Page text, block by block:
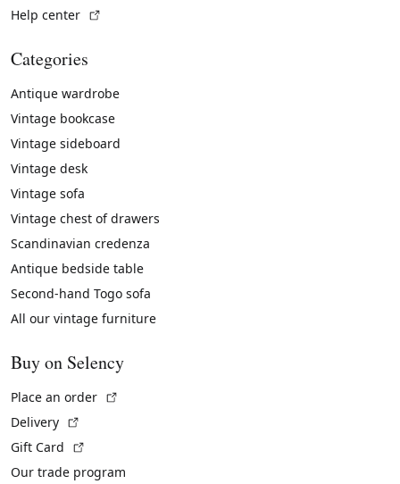
Help center
Categories
Antique wardrobe
Vintage bookcase
Vintage sideboard
Vintage desk
Vintage sofa
Vintage chest of drawers
Scandinavian credenza
Antique bedside table
Second-hand Togo sofa
All our vintage furniture
Buy on Selency
Place an order
Delivery
Gift Card
Our trade program